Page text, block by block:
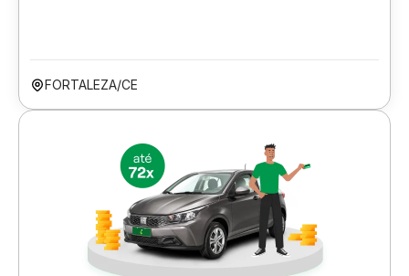
FORTALEZA/CE